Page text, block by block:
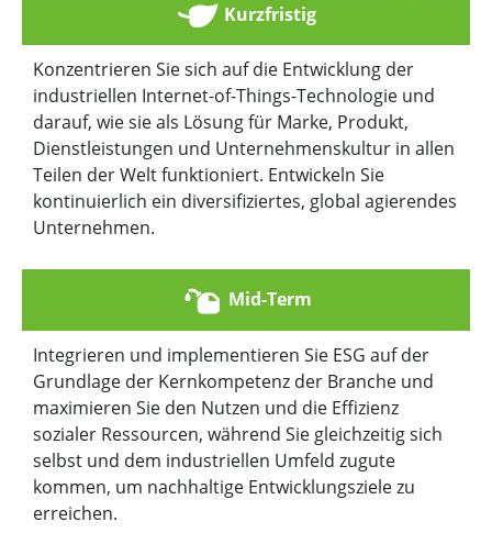
Kurzfristig
Konzentrieren Sie sich auf die Entwicklung der
industriellen Internet-of-Things-Technologie und
darauf, wie sie als Lösung für Marke, Produkt,
Dienstleistungen und Unternehmenskultur in allen
Teilen der Welt funktioniert. Entwickeln Sie
kontinuierlich ein diversifiziertes, global agierendes
Unternehmen.
Mid-Term
Integrieren und implementieren Sie ESG auf der
Grundlage der Kernkompetenz der Branche und
maximieren Sie den Nutzen und die Effizienz
sozialer Ressourcen, während Sie gleichzeitig sich
selbst und dem industriellen Umfeld zugute
kommen, um nachhaltige Entwicklungsziele zu
erreichen.